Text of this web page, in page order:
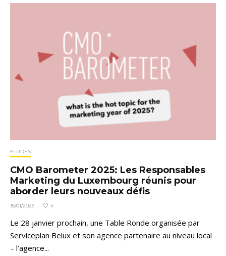
ÉTUDES
CMO Barometer 2025: Les Responsables
Marketing du Luxembourg réunis pour
aborder leurs nouveaux défis
15/01/2025 · 4
Le 28 janvier prochain, une Table Ronde organisée par
Serviceplan Belux et son agence partenaire au niveau local
– l’agence...